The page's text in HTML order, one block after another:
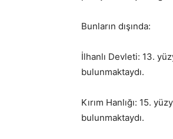
Bunların dışında:
İlhanlı Devleti: 13.
bulunmaktaydı.
Kırım Hanlığı: 15.
bulunmaktaydı.